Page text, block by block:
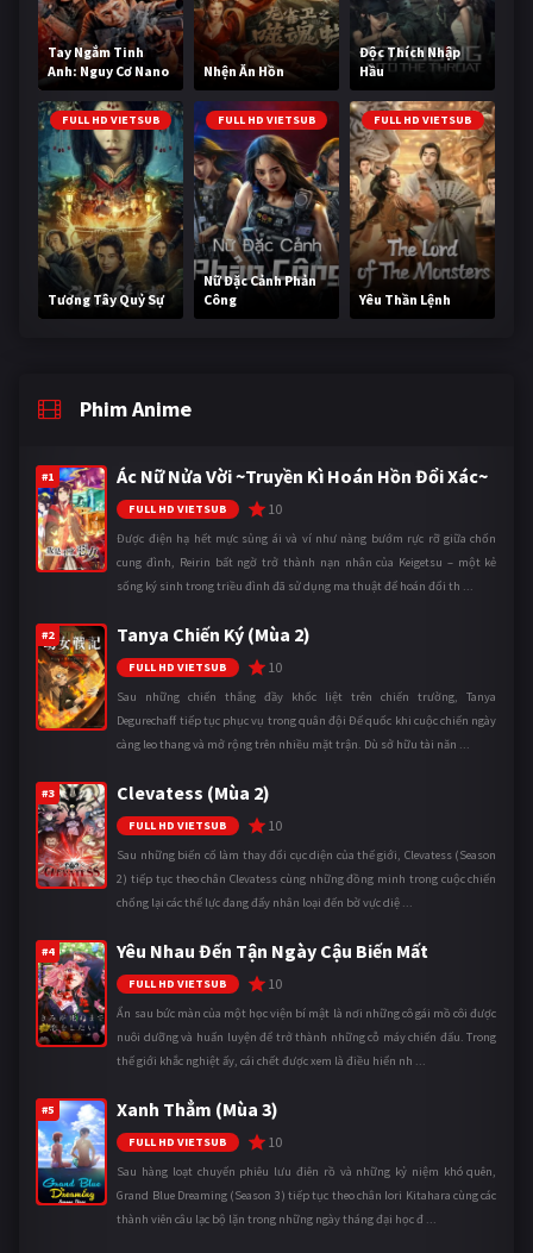
Tay Ngắm Tinh
Anh: Nguy Cơ Nano
Nhện Ăn Hồn
Độc Thích Nhập
Hầu
FULL HD VIETSUB
Tương Tây Quỷ Sự
FULL HD VIETSUB
Nữ Đặc Cảnh Phản
Công
FULL HD VIETSUB
Yêu Thần Lệnh
Phim Anime
#1 Ác Nữ Nửa Vời ~Truyền Kì Hoán Hồn Đổi Xác~
FULL HD VIETSUB 10
Được điện hạ hết mực sủng ái và ví như nàng bướm rực rỡ giữa chốn
cung đình, Reirin bất ngờ trở thành nạn nhân của Keigetsu – một kẻ
sống ký sinh trong triều đình đã sử dụng ma thuật để hoán đổi th ...
#2 Tanya Chiến Ký (Mùa 2)
FULL HD VIETSUB 10
Sau những chiến thắng đầy khốc liệt trên chiến trường, Tanya
Degurechaff tiếp tục phục vụ trong quân đội Đế quốc khi cuộc chiến ngày
càng leo thang và mở rộng trên nhiều mặt trận. Dù sở hữu tài năn ...
#3 Clevatess (Mùa 2)
FULL HD VIETSUB 10
Sau những biến cố làm thay đổi cục diện của thế giới, Clevatess (Season
2) tiếp tục theo chân Clevatess cùng những đồng minh trong cuộc chiến
chống lại các thế lực đang đẩy nhân loại đến bờ vực diệ ...
#4 Yêu Nhau Đến Tận Ngày Cậu Biến Mất
FULL HD VIETSUB 10
Ẩn sau bức màn của một học viện bí mật là nơi những cô gái mồ côi được
nuôi dưỡng và huấn luyện để trở thành những cỗ máy chiến đấu. Trong
thế giới khắc nghiệt ấy, cái chết được xem là điều hiển nh ...
#5 Xanh Thẳm (Mùa 3)
FULL HD VIETSUB 10
Sau hàng loạt chuyến phiêu lưu điên rồ và những kỷ niệm khó quên,
Grand Blue Dreaming (Season 3) tiếp tục theo chân Iori Kitahara cùng các
thành viên câu lạc bộ lặn trong những ngày tháng đại học đ ...